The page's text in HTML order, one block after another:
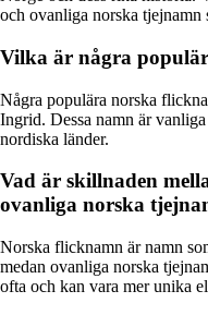
och ovanliga norska
Vilka är några
Några populära norska
Ingrid. Dessa namn är
nordiska länder.
Vad är skillnaden
ovanliga norska
Norska flicknamn är namn
medan ovanliga norska
ofta och kan vara mer unika